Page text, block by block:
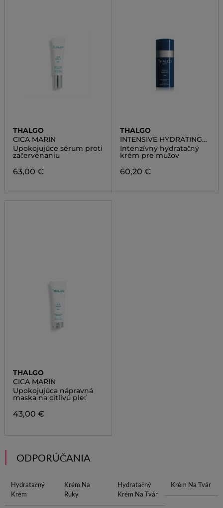
THALGO
CICA MARIN
Upokojujúce sérum proti
začervenaniu
63,00 €
THALGO
INTENSIVE HYDRATING
CREAM
Intenzívny hydratačný
krém pre mužov
60,20 €
THALGO
CICA MARIN
Upokojujúca nápravná
maska na citlivú pleť
43,00 €
ODPORÚČANIA
Hydratačný
Krém
Krém Na
Ruky
Hydratačný
Krém Na Tvár
Krém Na Tvár